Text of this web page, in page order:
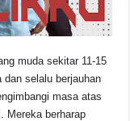
muda sekitar 11-15
dan selalu berjauhan
masa atas
Mereka berharap